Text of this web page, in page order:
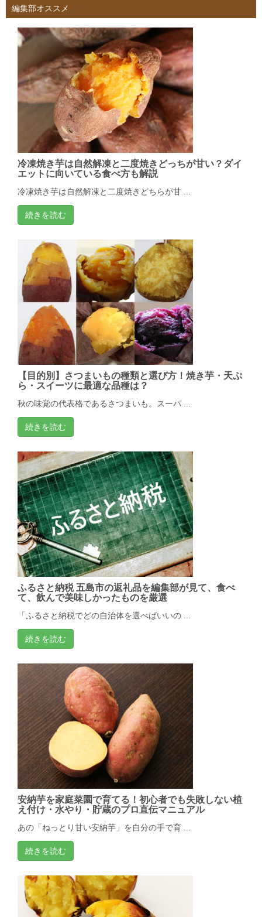
編集部オススメ
冷凍焼き芋は自然解凍と二度焼きどっちが甘い？ダイ
エットに向いている食べ方も解説
冷凍焼き芋は自然解凍と二度焼きどちらが甘 ...
続きを読む
【目的別】さつまいもの種類と選び方！焼き芋・天ぷ
ら・スイーツに最適な品種は？
秋の味覚の代表格であるさつまいも。スーパ ...
続きを読む
ふるさと納税 五島市の返礼品を編集部が見て、食べ
て、飲んで美味しかったものを厳選
「ふるさと納税でどの自治体を選べばいいの ...
続きを読む
安納芋を家庭菜園で育てる！初心者でも失敗しない植
え付け・水やり・貯蔵のプロ直伝マニュアル
あの「ねっとり甘い安納芋」を自分の手で育 ...
続きを読む